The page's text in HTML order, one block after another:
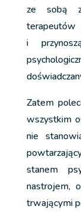
ze sobą
i
Zatem
wszystkim
nie
stanem
nastrojem,
trwającymi